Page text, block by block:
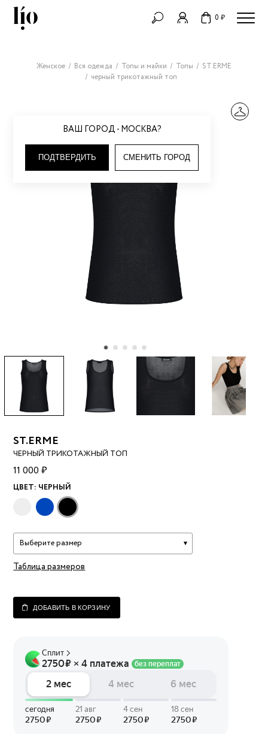
0 ₽
ВАШ ГОРОД - МОСКВА?
ПОДТВЕРДИТЬ СМЕНИТЬ ГОРОД
Женское Вся одежда Топы и майки Топы
ST.ERME
черный трикотажный топ
ST.ERME
ЧЕРНЫЙ ТРИКОТАЖНЫЙ ТОП
11 000 ₽
ЦВЕТ: ЧЕРНЫЙ
Выберите размер
Таблица размеров
ДОБАВИТЬ В КОРЗИНУ